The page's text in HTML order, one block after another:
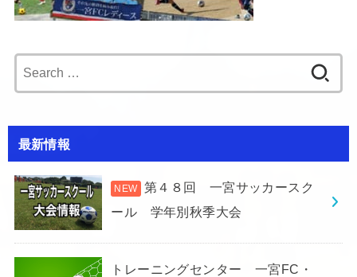
for:
最新情報
第４８回 一宮サッカースク
ール 学年別秋季大会
トレーニングセンター 一宮FC・